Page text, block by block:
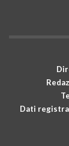
Dati